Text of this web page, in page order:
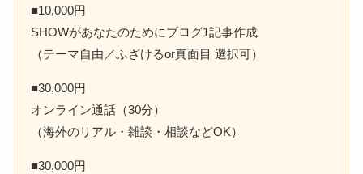
■10,000円
SHOWがあなたのためにブログ1記事作成
（テーマ自由／ふざけるor真面目 選択可）
■30,000円
オンライン通話（30分）
（海外のリアル・雑談・相談などOK）
■30,000円